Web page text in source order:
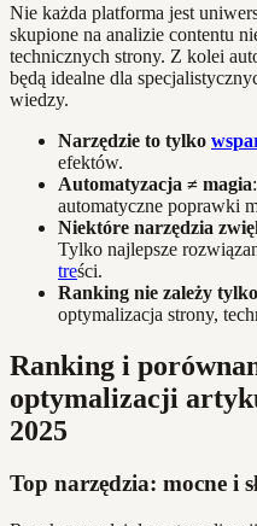
Nie każda platforma jest
skupione na analizie contentu
technicznych strony. Z kolei
będą idealne dla
wiedzy.
Narzędzie to tylko
efektów.
Automatyzacja ≠ magia
automatyczne poprawki
Niektóre narzędzia
Tylko najlepsze
treści.
Ranking nie zależy
optymalizacja strony,
Ranking i
optymalizacji
2025
Top narzędzia: mocne i